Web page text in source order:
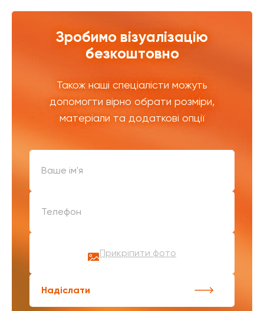
Зробимо візуалізацію
безкоштовно
Також наші спеціалісти можуть
допомогти вірно обрати розміри,
матеріали та додаткові опції
Прикріпити фото
Надіслати